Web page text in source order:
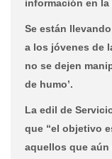
información en
Se están
a los jóvenes de
no se dejen
de humo’.
La edil de
que “el objetivo
aquellos que